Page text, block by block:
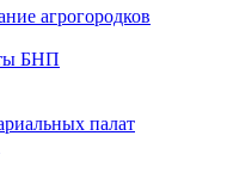
агрогородков
БНП
палат